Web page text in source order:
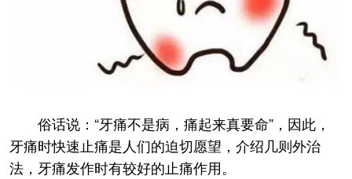
俗话说：“牙痛不是病，痛起来真要命”，因此，
牙痛时快速止痛是人们的迫切愿望，介绍几则外治
法，牙痛发作时有较好的止痛作用。